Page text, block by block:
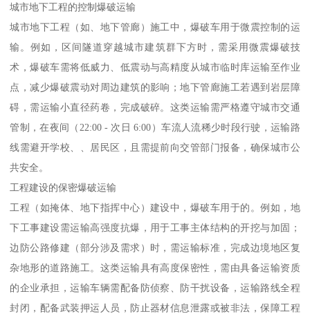
城市地下工程的控制爆破运输​
城市地下工程（如、地下管廊）施工中，爆破车用于微震控制的运
输。例如，区间隧道穿越城市建筑群下方时，需采用微震爆破技
术，爆破车需将低威力、低震动与高精度从城市临时库运输至作业
点，减少爆破震动对周边建筑的影响；地下管廊施工若遇到岩层障
碍，需运输小直径药卷，完成破碎。这类运输需严格遵守城市交通
管制，在夜间（22:00 - 次日 6:00）车流人流稀少时段行驶，运输路
线需避开学校、、居民区，且需提前向交管部门报备，确保城市公
共安全。​
工程建设的保密爆破运输​
工程（如掩体、地下指挥中心）建设中，爆破车用于的。例如，地
下工事建设需运输高强度抗爆，用于工事主体结构的开挖与加固；
边防公路修建（部分涉及需求）时，需运输标准，完成边境地区复
杂地形的道路施工。这类运输具有高度保密性，需由具备运输资质
的企业承担，运输车辆需配备防侦察、防干扰设备，运输路线全程
封闭，配备武装押运人员，防止器材信息泄露或被非法，保障工程